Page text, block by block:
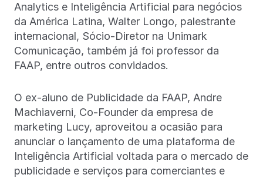
Analytics e Inteligência Artificial para negócios
da América Latina, Walter Longo, palestrante
internacional, Sócio-Diretor na Unimark
Comunicação, também já foi professor da
FAAP, entre outros convidados.
O ex-aluno de Publicidade da FAAP, Andre
Machiaverni, Co-Founder da empresa de
marketing Lucy, aproveitou a ocasião para
anunciar o lançamento de uma plataforma de
Inteligência Artificial voltada para o mercado de
publicidade e serviços para comerciantes e